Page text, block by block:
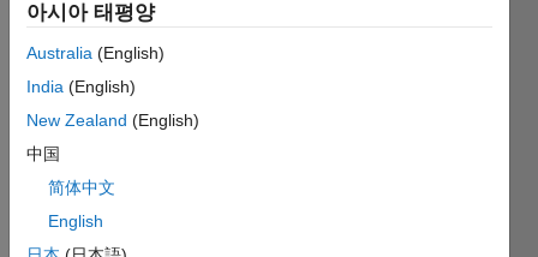
the
resha
comm
and
to
e a 3
× 4
matrix
아시아 태평양
Australia (English)
India (English)
New Zealand (English)
中国
简体中文
English